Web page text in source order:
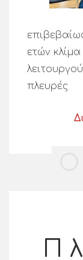
ετών
πλευρές
Π